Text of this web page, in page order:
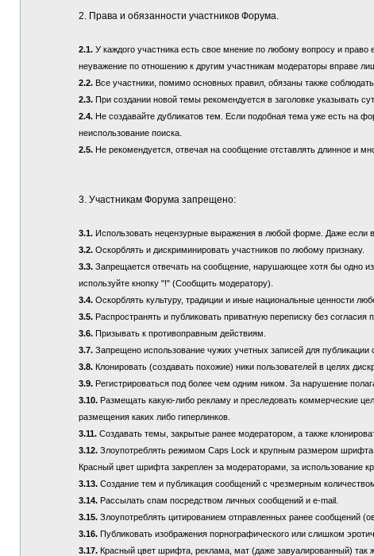
2. Права и обязанности участников Форума.
2.1.У каждого участника есть свое мнение по любому вопросу и право
неуважение по отношению к другим участникам модераторы вправе
2.2.Все участники, помимо основных правил, обязаны также соблюдать
2.3.При создании новой темы рекомендуется в заголовке указывать
2.4.Не создавайте дубликатов тем. Если подобная тема уже есть на
неиспользование поиска.
2.5.Не рекомендуется, отвечая на сообщение отставлять длинное и
3. Участникам Форума запрещено:
3.1.Использовать нецензурные выражения в любой форме. Даже если
3.2.Оскорблять и дискриминировать участников по любому признаку.
3.3.Запрещается отвечать на сообщение, нарушающее хотя бы одно
используйте кнопку "!" (Сообщить модератору).
3.4.Оскорблять культуру, традиции и иные национальные ценности
3.5.Распространять и публиковать приватную переписку без согласия
3.6.Призывать к противоправным действиям.
3.7.Запрещено использование чужих учетных записей для публикации
3.8.Клонировать (создавать похожие) ники пользователей в целях
3.9.Регистрироваться под более чем одним ником. За нарушение
3.10.Размещать какую-либо рекламу и преследовать коммерческие
размещения каких либо гиперлинков.
3.11.Создавать темы, закрытые ранее модератором, а также
3.12.Злоупотреблять режимом Caps Lock и крупным размером шрифта
Красный цвет шрифта закреплен за модераторами, за использование
3.13.Создание тем и публикация сообщений с чрезмерным
3.14.Рассылать спам посредством личных сообщений и e-mail.
3.15.Злоупотреблять цитированием отправленных ранее сообщений
3.16.Публиковать изображения порнографического или слишком
3.17.Красный цвет шрифта, реклама, мат (даже завуалированный) так